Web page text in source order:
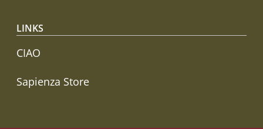
LINKS
CIAO
Sapienza Store